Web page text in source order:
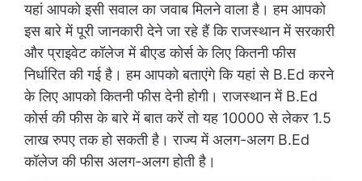
यहां आपको इसी सवाल का जवाब मिलने वाला है। हम आपको
इस बारे में पूरी जानकारी देने जा रहे हैं कि राजस्थान में सरकारी
और प्राइवेट कॉलेज में बीएड कोर्स के लिए कितनी फीस
निर्धारित की गई है। हम आपको बताएंगे कि यहां से B.Ed करने
के लिए आपको कितनी फीस देनी होगी। राजस्थान में B.Ed
कोर्स की फीस के बारे में बात करें तो यह 10000 से लेकर 1.5
लाख रुपए तक हो सकती है। राज्य में अलग-अलग B.Ed
कॉलेज की फीस अलग-अलग होती है।